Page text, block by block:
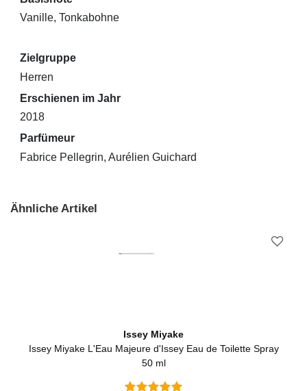
Vanille, Tonkabohne
Zielgruppe
Herren
Erschienen im Jahr
2018
Parfümeur
Fabrice Pellegrin, Aurélien Guichard
Ähnliche Artikel
Issey Miyake
Issey Miyake L'Eau Majeure d'Issey Eau de Toilette Spray
50 ml